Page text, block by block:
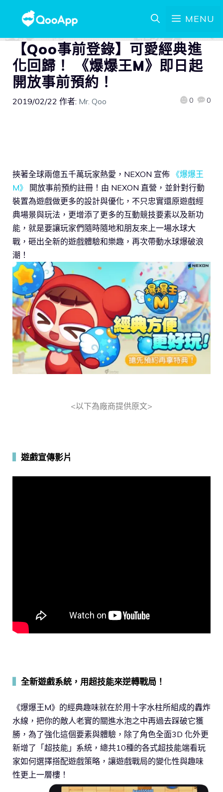
MENU
【Qoo事前登錄】可愛經典進
化回歸！ 《爆爆王M》即日起
開放事前預約！
2019/02/22 作者: Mr. Qoo 0 0
挾著全球兩億五千萬玩家熱愛，NEXON 宣佈 《爆爆王
M》
開放事前預約註冊！由 NEXON 直營，並針對行動
裝置為遊戲做更多的設計與優化，不只忠實還原遊戲經
典場景與玩法，更增添了更多的互動競技要素以及新功
能，就是要讓玩家們隨時隨地和朋友來上一場水球大
戰，砸出全新的遊戲體驗和樂趣，再次帶動水球爆破浪
潮！
<以下為廠商提供原文>
遊戲宣傳影片
全新遊戲系統，用超技能來逆轉戰局！
《爆爆王M》的經典趣味就在於用十字水柱所組成的轟炸
水線，把你的敵人老實的關進水泡之中再過去踩破它獲
勝，為了強化這個要素與體驗，除了角色全面3D 化外更
新增了「超技能」系統，總共10種的各式超技能端看玩
家如何選擇搭配遊戲策略，讓遊戲戰局的變化性與趣味
性更上一層樓！